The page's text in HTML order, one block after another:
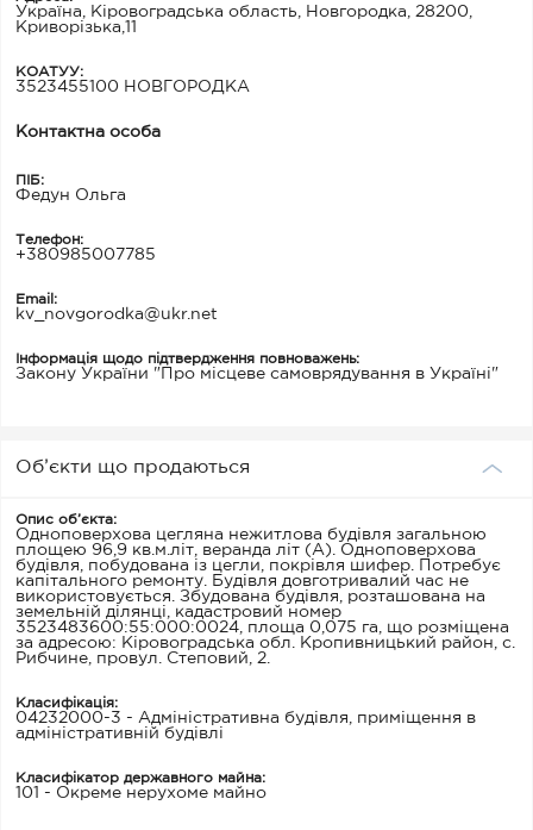
Україна, Кіровоградська область, Новгородка, 28200,
Криворізька,11
КОАТУУ:
3523455100 НОВГОРОДКА
Контактна особа
ПІБ:
Федун Ольга
Телефон:
+380985007785
Email:
kv_novgorodka@ukr.net
Інформація щодо підтвердження повноважень:
Закону України "Про місцеве самоврядування в Україні"
Об’єкти що продаються
Опис об’єкта:
Одноповерхова цегляна нежитлова будівля загальною
площею 96,9 кв.м.літ, веранда літ (А). Одноповерхова
будівля, побудована із цегли, покрівля шифер. Потребує
капітального ремонту. Будівля довготривалий час не
використовується. Збудована будівля, розташована на
земельній ділянці, кадастровий номер
3523483600:55:000:0024, площа 0,075 га, що розміщена
за адресою: Кіровоградська обл. Кропивницький район, с.
Рибчине, провул. Степовий, 2.
Класифікація:
04232000-3 - Адміністративна будівля, приміщення в
адміністративній будівлі
Класифікатор державного майна:
101 - Окреме нерухоме майно